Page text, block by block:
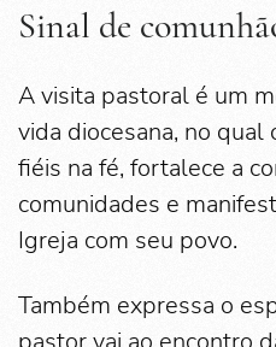
Sinal de
A visita pastoral é um
vida diocesana, no qual
fiéis na fé, fortalece a
comunidades e
Igreja com seu povo.
Também expressa o